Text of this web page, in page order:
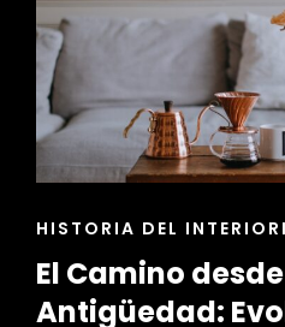
ENLACES
LAS
CATEGORÍAS
HISTORIA DEL
El Camino
Antigüedad: